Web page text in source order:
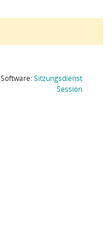
Software:Sitzungsdienst
Session(Wird in